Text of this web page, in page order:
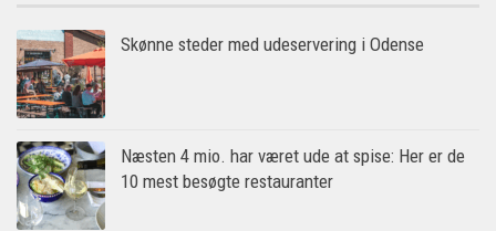
Skønne steder med udeservering i Odense
Næsten 4 mio. har været ude at spise: Her er de
10 mest besøgte restauranter